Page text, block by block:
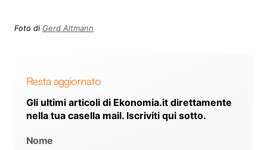
Foto di Gerd Altmann
Resta aggiornato
Gli ultimi articoli di Ekonomia.it direttamente
nella tua casella mail. Iscriviti qui sotto.
Nome